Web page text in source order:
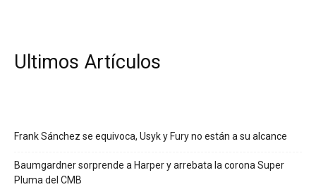
Ultimos Artículos
Frank Sánchez se equivoca, Usyk y Fury no están a su alcance
Baumgardner sorprende a Harper y arrebata la corona Super
Pluma del CMB